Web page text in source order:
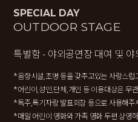
SPECIAL DAY
OUTDOOR STAGE
특별함 - 야외공연장 대여 및 야
*음향시설,조명 등을 갖추고있는 사랑스럽
*어린이,성인,단체,개인 등 이용대상은 무
*독주,특기자랑 발표회장 등으로 사용해주
*매일 어린이 영화와 가족 영화 두편 상영